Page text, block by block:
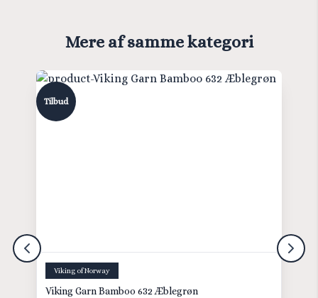
Mere af samme kategori
Tilbud
Viking of Norway
Viking Garn Bamboo 632 Æblegrøn